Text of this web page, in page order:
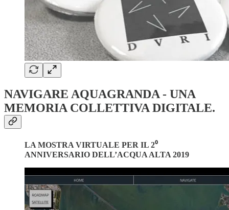
NAVIGARE AQUAGRANDA - UNA
MEMORIA COLLETTIVA DIGITALE.
LA MOSTRA VIRTUALE PER IL 2⁰
ANNIVERSARIO DELL’ACQUA ALTA 2019